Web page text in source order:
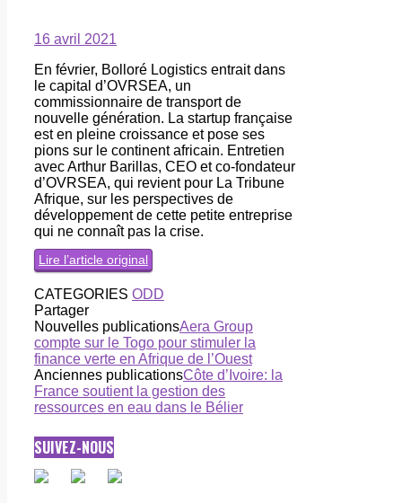
16 avril 2021
En février, Bolloré Logistics entrait dans
le capital d’OVRSEA, un
commissionnaire de transport de
nouvelle génération. La startup française
est en pleine croissance et pose ses
pions sur le continent africain. Entretien
avec Arthur Barillas, CEO et co-fondateur
d’OVRSEA, qui revient pour La Tribune
Afrique, sur les perspectives de
développement de cette petite entreprise
qui ne connaît pas la crise.
Lire l’article original
CATEGORIES ODD
Partager
Nouvelles publicationsAera Group
compte sur le Togo pour stimuler la
finance verte en Afrique de l’Ouest
Anciennes publicationsCôte d’Ivoire: la
France soutient la gestion des
ressources en eau dans le Bélier
SUIVEZ-NOUS